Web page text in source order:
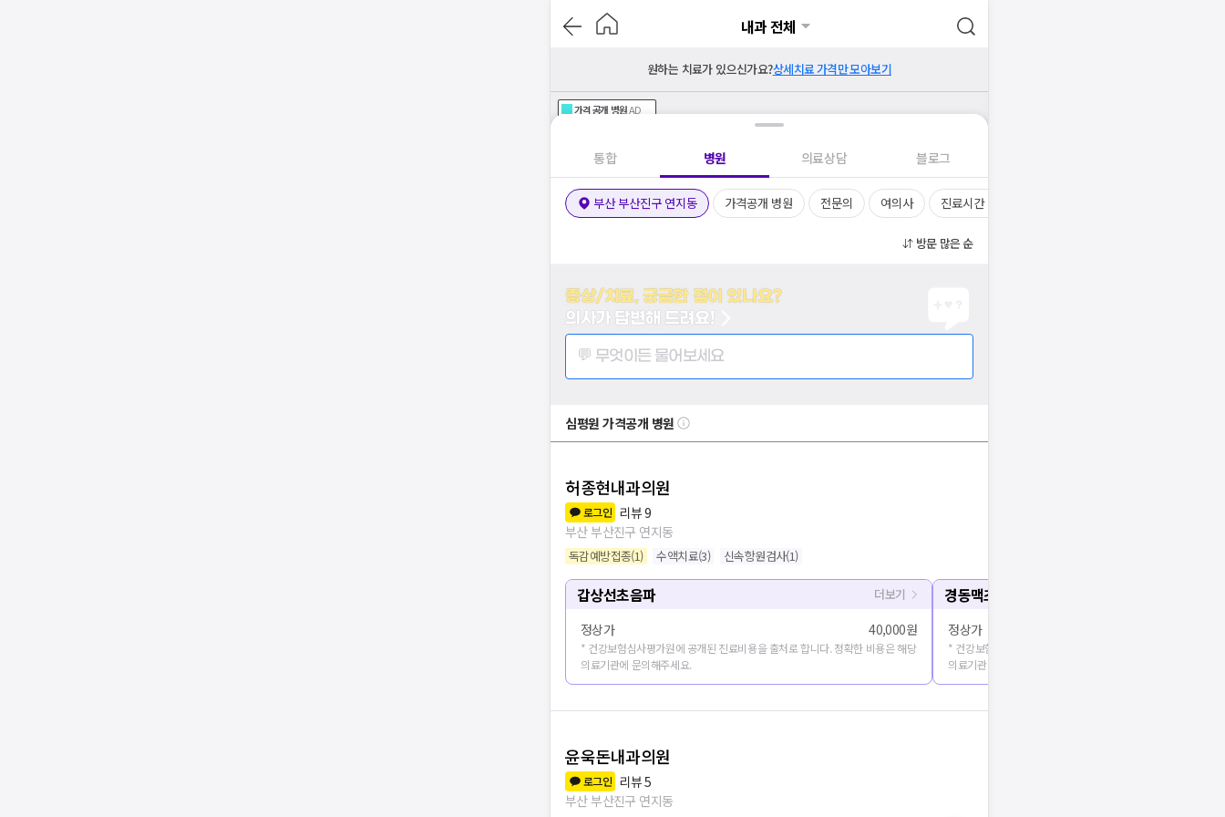
내과 전체
원하는 치료가 있으신가요?상세치료 가격만 모아보기
가격공개 병원AD
통합 병원 의료상담 블로그
부산 부산진구 연지동 가격공개 병원 전문의 여의사 진료시간
방문 많은 순
증상/치료, 궁금한 점이 있나요?
의사가 답변해 드려요!
💬 무엇이든 물어보세요
심평원 가격공개 병원
허종현내과의원
로그인 리뷰9
부산 부산진구 연지동
독감예방접종(1) 수액치료(3) 신속항원검사(1)
갑상선초음파 더보기
정상가 40,000원
* 건강보험심사평가원에 공개된 진료비용을 출처로 합니다. 정확한 비용은 해당
의료기관에 문의해주세요.
경동맥초음파
정상가
* 건강보험심사평가원에 공개된 진료비용을 출처로 합니다. 정확
의료기관에 문의해주세요.
윤욱돈내과의원
로그인 리뷰5
부산 부산진구 연지동